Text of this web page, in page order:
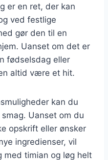
er en ret, der kan
ved festlige
gør den til en
Uanset om det er
fødselsdag eller
altid være et hit.
kan du
Uanset om du
opskrift eller ønsker
ingredienser, vil
timian og løg helt